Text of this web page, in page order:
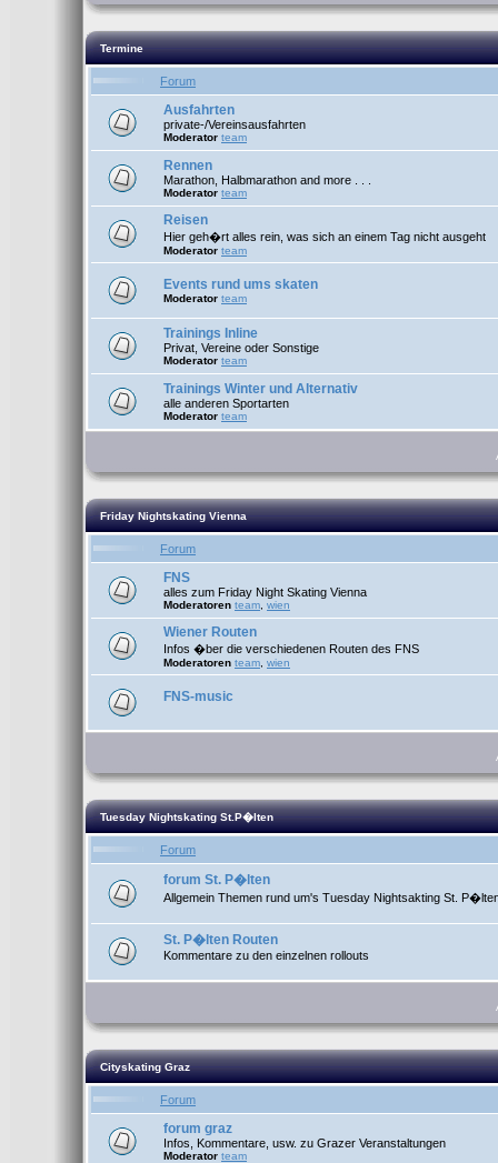
Termine
Forum
Ausfahrten
private-/Vereinsausfahrten
Moderator team
Rennen
Marathon, Halbmarathon and more . . .
Moderator team
Reisen
Hier geh�rt alles rein, was sich an einem Tag nicht ausgeht
Moderator team
Events rund ums skaten
Moderator team
Trainings Inline
Privat, Vereine oder Sonstige
Moderator team
Trainings Winter und Alternativ
alle anderen Sportarten
Moderator team
Friday Nightskating Vienna
Forum
FNS
alles zum Friday Night Skating Vienna
Moderatoren team wien
Wiener Routen
Infos �ber die verschiedenen Routen des FNS
Moderatoren team wien
FNS-music
Tuesday Nightskating St.P�lten
Forum
forum St. P�lten
Allgemein Themen rund um's Tuesday Nightsakting St.
St. P�lten Routen
Kommentare zu den einzelnen rollouts
Cityskating Graz
Forum
forum graz
Infos, Kommentare, usw. zu Grazer Veranstaltungen
Moderator team